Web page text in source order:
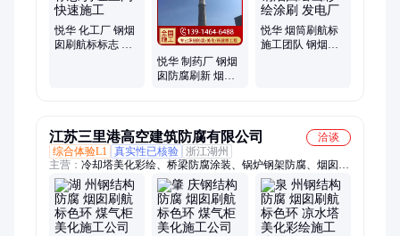
悦华 化工厂 钢烟
囱刷航标标志 持
悦华 制药厂 钢烟
囱防腐刷新 烟筒
悦华 烟筒刷航标
施工团队 钢烟囱
江苏三里港高空建筑防腐有限公司
洽谈
综合体验L1 真实性已核验 浙江湖州
主营： 冷却塔美化彩绘、桥梁防腐涂装、锅炉钢架防腐、烟囱维
修防腐、烟囱防腐、桥梁刷油漆、设备防腐刷油漆、烟囱彩绘油
漆、冷却塔刷油漆、烟筒刷涂料、烟囱刷航标油漆、凉水塔防腐
刷油漆、锅炉钢结构刷油漆、除尘器刷油漆、风电塔筒防腐、冷
却塔防腐、厂房彩钢瓦翻新、桥梁防腐、彩钢瓦翻新、厂房翻